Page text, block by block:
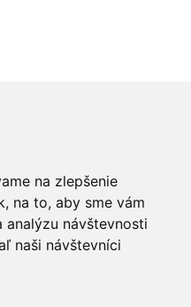
na zlepšenie
na to, aby sme vám
analýzu návštevnosti
naši návštevníci